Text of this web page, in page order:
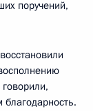
поручений,